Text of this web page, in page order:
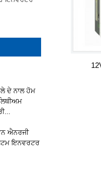
ਦੇ ਨਾਲ ਹੋਮ
ਐਨਰਜੀ
ਇਨਵਰਟਰ